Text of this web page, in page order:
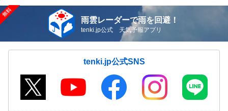
雨雲レーダーで雨を回避！
tenki.jp公式 天気予報アプリ
tenki.jp公式SNS